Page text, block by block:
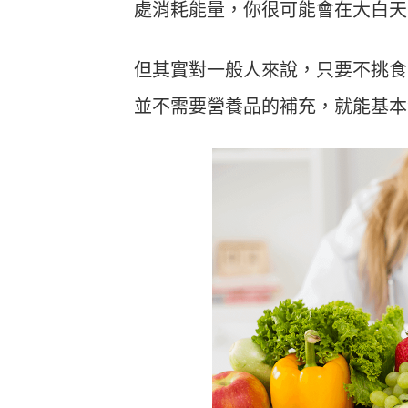
處消耗能量，你很可能會在大白
但其實對一般人來說，只要不挑
並不需要營養品的補充，就能基